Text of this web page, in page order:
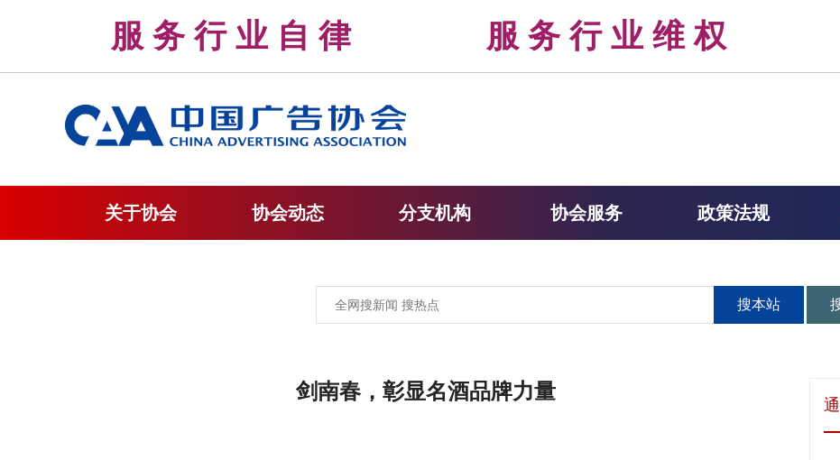
服 务 行 业 自 律 服 务 行 业 维 权 服
关于协会 协会动态 分支机构 协会服务 政策法规
搜本站
剑南春，彰显名酒品牌力量